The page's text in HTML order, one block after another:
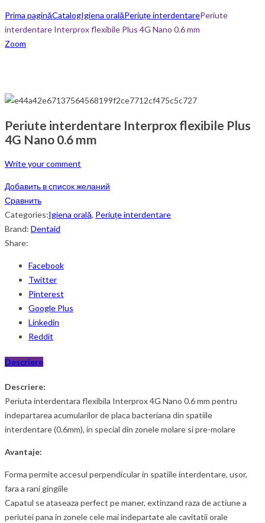
Prima paginăCatalogIgiena oralăPeriuțe interdentarePeriute
interdentare Interprox flexibile Plus 4G Nano 0.6 mm
Zoom
Periute interdentare Interprox flexibile Plus
4G Nano 0.6 mm
Write your comment
Добавить в список желаний
Сравнить
Categories:Igiena orală, Periuțe interdentare
Brand: Dentaid
Share:
Facebook
Twitter
Pinterest
Google Plus
Linkedin
Reddit
Descriere
Descriere:
Periuta interdentara flexibila Interprox 4G Nano 0.6 mm pentru
indepartarea acumularilor de placa bacteriana din spatiile
interdentare (0.6mm), in special din zonele molare si pre-molare
Avantaje:
Forma permite accesul perpendicular in spatiile interdentare, usor,
fara a rani gingiile
Capatul se ataseaza perfect pe maner, extinzand raza de actiune a
periutei pana in zonele cele mai indepartate ale cavitatii orale